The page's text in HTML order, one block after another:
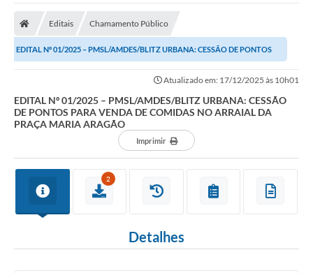
Editais Chamamento Público
EDITAL Nº 01/2025 – PMSL/AMDES/BLITZ URBANA: CESSÃO DE PONTOS
PARA VENDA DE COMIDAS NO ARRAIAL DA PRAÇA MARIA...
Atualizado em: 17/12/2025 às 10h01
EDITAL Nº 01/2025 – PMSL/AMDES/BLITZ URBANA: CESSÃO
DE PONTOS PARA VENDA DE COMIDAS NO ARRAIAL DA
PRAÇA MARIA ARAGÃO
Imprimir
2
Detalhes